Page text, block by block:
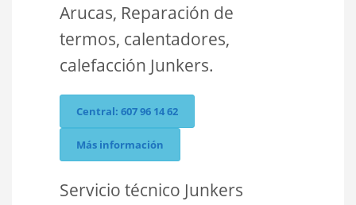
Arucas, Reparación de
termos, calentadores,
calefacción Junkers.
Central: 607 96 14 62
Más información
Servicio técnico Junkers